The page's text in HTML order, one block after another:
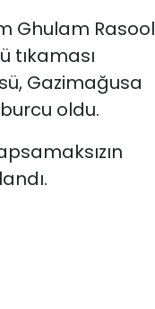
Ghulam Rasool
tıkaması
Gazimağusa
oldu.